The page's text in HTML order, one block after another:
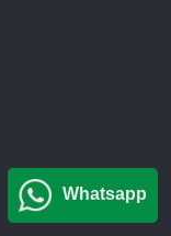
Whatsapp